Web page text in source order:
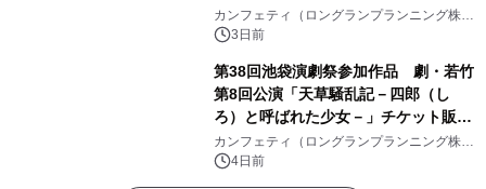
『ファンタスティック・トリオⅢ』チ
ケット8月24日(月)～発売開始！
カンフェティ（ロングランプランニング株式
会社）
3日前
第38回池袋演劇祭参加作品 劇・若竹
第8回公演「天草騒乱記－四郎（し
ろ）と呼ばれた少女－」チケット販売
開始
カンフェティ（ロングランプランニング株式
会社）
4日前